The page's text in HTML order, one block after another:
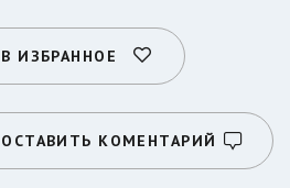
В ИЗБРАННОЕ
ОСТАВИТЬ КОМЕНТАРИЙ